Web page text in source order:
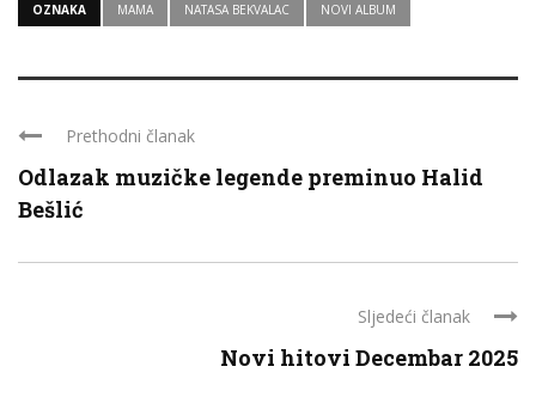
OZNAKA MAMA NATASA BEKVALAC NOVI ALBUM
Prethodni članak
Odlazak muzičke legende preminuo Halid
Bešlić
Sljedeći članak
Novi hitovi Decembar 2025